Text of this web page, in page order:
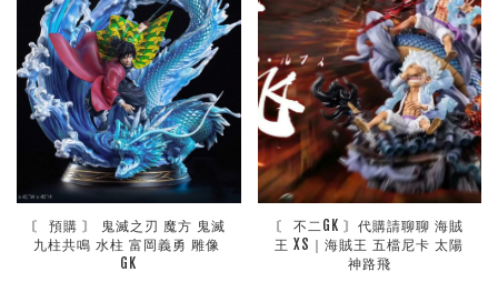
〘 預購 〙 鬼滅之刃 魔方 鬼滅
九柱共鳴 水柱 富岡義勇 雕像
GK
〘 不二GK 〙代購請聊聊 海賊
王 XS｜海賊王 五檔尼卡 太陽
神路飛